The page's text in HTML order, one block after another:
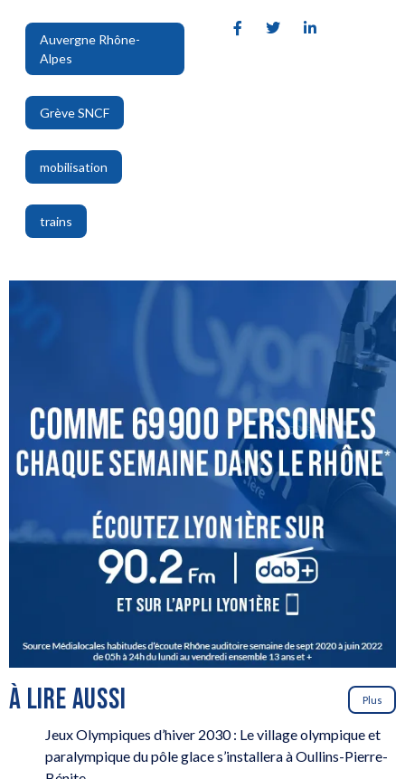
Auvergne Rhône-
Alpes
,
Grève SNCF
,
mobilisation
,
trains
À LIRE AUSSI Plus
Jeux Olympiques d’hiver 2030 : Le village olympique et
paralympique du pôle glace s’installera à Oullins-Pierre-